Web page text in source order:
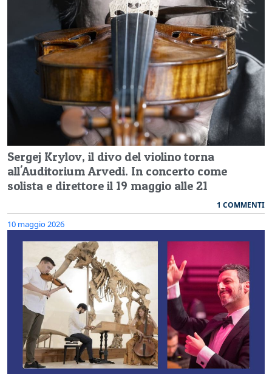
Sergej Krylov, il divo del violino torna
all'Auditorium Arvedi. In concerto come
solista e direttore il 19 maggio alle 21
1 COMMENTI
10 maggio 2026